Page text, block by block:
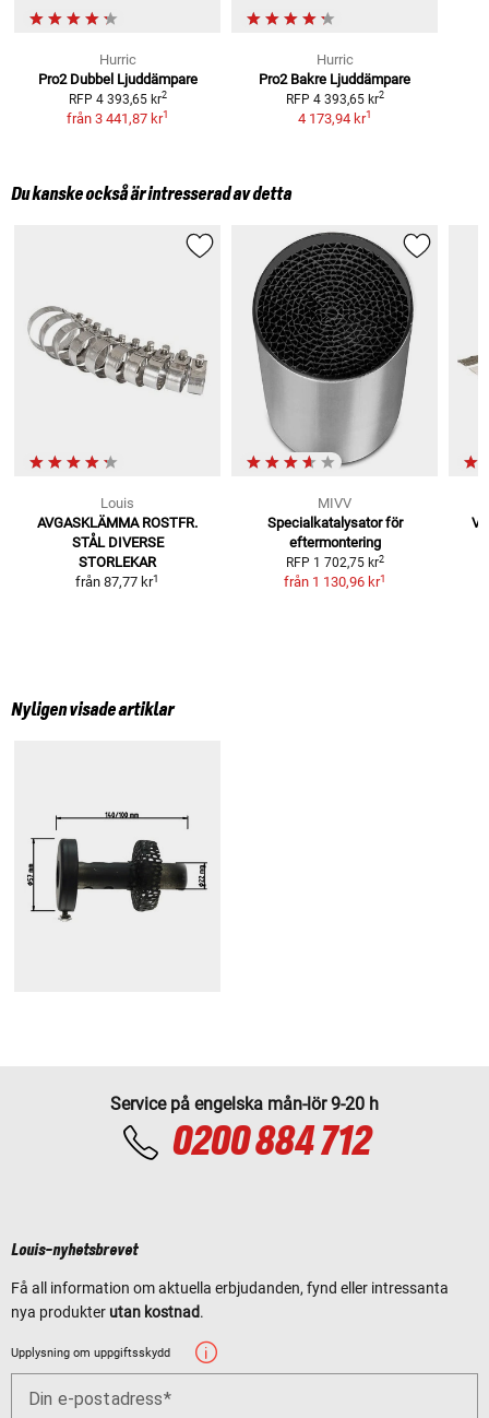
Hurric
Pro2 Dubbel Ljuddämpare
RFP 4 393,65 kr2
från 3 441,87 kr1
Hurric
Pro2 Bakre Ljuddämpare
RFP 4 393,65 kr2
4 173,94 kr1
Du kanske också är intresserad av detta
Louis
AVGASKLÄMMA ROSTFR.
STÅL DIVERSE
STORLEKAR
från 87,77 kr1
MIVV
Specialkatalysator för
eftermontering
RFP 1 702,75 kr2
från 1 130,96 kr1
Nyligen visade artiklar
Service på engelska mån-lör 9-20 h
0200 884 712
Louis-nyhetsbrevet
Få all information om aktuella erbjudanden, fynd eller intressanta
nya produkter utan kostnad.
Upplysning om uppgiftsskydd
Din e-postadress